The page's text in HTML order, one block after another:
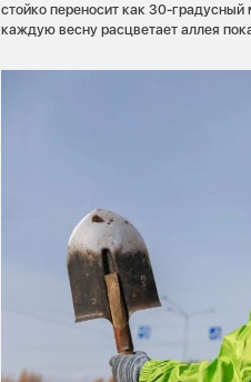
стойко переносит как 30-градусный
каждую весну расцветает аллея